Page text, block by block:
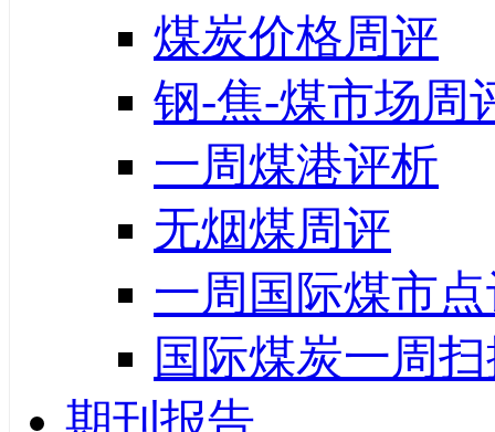
煤炭价格周评
钢-焦-煤市场周
一周煤港评析
无烟煤周评
一周国际煤市
国际煤炭一周
期刊报告